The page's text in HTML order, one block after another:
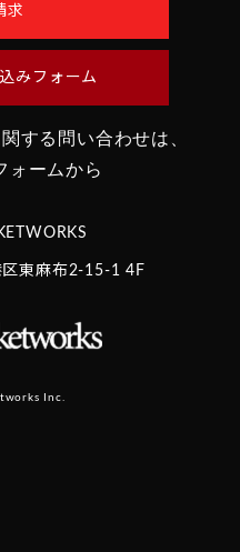
求
みフォーム
する問い合わせは、
ォームから
東麻布2-15-1 4F
Inc.